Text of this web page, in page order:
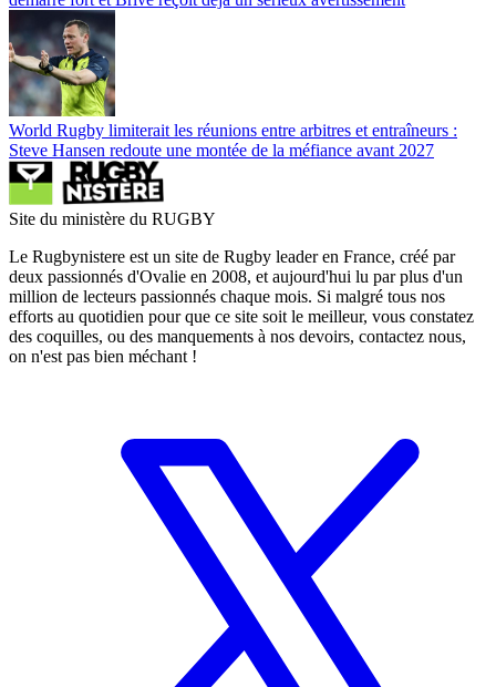
World Rugby limiterait les réunions entre arbitres et entraîneurs :
Steve Hansen redoute une montée de la méfiance avant 2027
Site du ministère du RUGBY
Le Rugbynistere est un site de Rugby leader en France, créé par
deux passionnés d'Ovalie en 2008, et aujourd'hui lu par plus d'un
million de lecteurs passionnés chaque mois. Si malgré tous nos
efforts au quotidien pour que ce site soit le meilleur, vous constatez
des coquilles, ou des manquements à nos devoirs, contactez nous,
on n'est pas bien méchant !